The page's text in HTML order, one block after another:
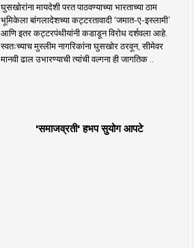
घुसखोरांना मायदेशी परत पाठवण्याच्या भारताच्या ठाम
भूमिकेला बांगलादेशच्या कट्टरतावादी ‘जमात-ए-इस्लामी’
आणि इतर कट्टरपंथीयांनी कडाडून विरोध दर्शवला आहे.
स्वतःच्याच मुस्लीम नागरिकांना घुसखोर ठरवून, सीमेवर
मानवी ढाल उभारण्याची त्यांची वल्गना ही जागतिक ..
'समाजव्रती' हभप सुयोग आपटे